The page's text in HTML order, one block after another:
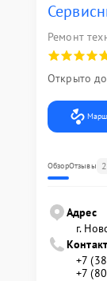
Ремонт
Открыто
ОбзорОтзывы
Адрес
г.
+7
+7